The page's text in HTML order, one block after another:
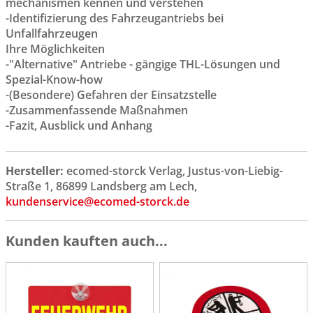
-Identifizierung des Fahrzeugantriebs bei
Unfallfahrzeugen
Ihre Möglichkeiten
-"Alternative" Antriebe - gängige THL-Lösungen und
Spezial-Know-how
-(Besondere) Gefahren der Einsatzstelle
-Zusammenfassende Maßnahmen
-Fazit, Ausblick und Anhang
Hersteller: ecomed-storck Verlag, Justus-von-Liebig-
Straße 1, 86899 Landsberg am Lech,
kundenservice@ecomed-storck.de
Kunden kauften auch...